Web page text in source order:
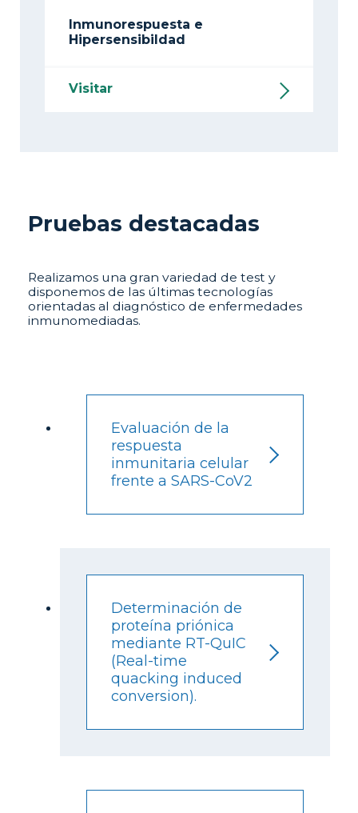
Inmunorespuesta e
Hipersensibildad
Visitar
Pruebas destacadas
Realizamos una gran variedad de test y
disponemos de las últimas tecnologías
orientadas al diagnóstico de enfermedades
inmunomediadas.
Evaluación de la
respuesta
inmunitaria celular
frente a SARS-CoV2
Determinación de
proteína priónica
mediante RT-QuIC
(Real-time
quacking induced
conversion).